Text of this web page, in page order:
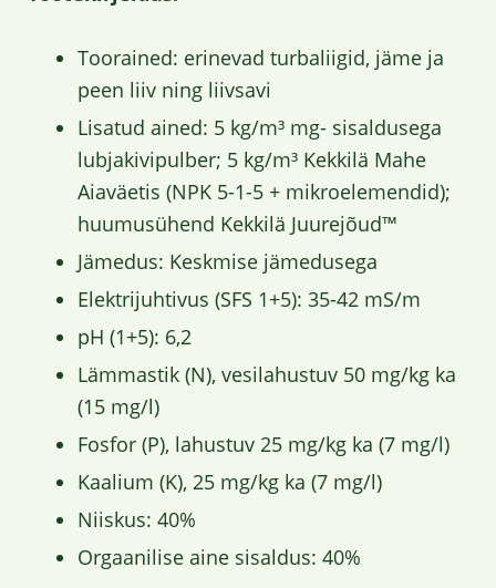
Toorained: erinevad turbaliigid, jäme ja
peen liiv ning liivsavi
Lisatud ained: 5 kg/m³ mg- sisaldusega
lubjakivipulber; 5 kg/m³ Kekkilä Mahe
Aiaväetis (NPK 5-1-5 + mikroelemendid);
huumusühend Kekkilä Juurejõud™
Jämedus: Keskmise jämedusega
Elektrijuhtivus (SFS 1+5): 35-42 mS/m
pH (1+5): 6,2
Lämmastik (N), vesilahustuv 50 mg/kg ka
(15 mg/l)
Fosfor (P), lahustuv 25 mg/kg ka (7 mg/l)
Kaalium (K), 25 mg/kg ka (7 mg/l)
Niiskus: 40%
Orgaanilise aine sisaldus: 40%